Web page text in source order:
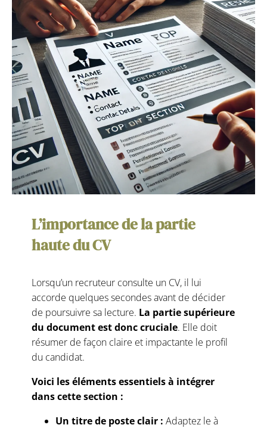
L’importance de la partie
haute du CV
Lorsqu’un recruteur consulte un CV, il lui
accorde quelques secondes avant de décider
de poursuivre sa lecture. La partie supérieure
du document est donc cruciale. Elle doit
résumer de façon claire et impactante le profil
du candidat.
Voici les éléments essentiels à intégrer
dans cette section :
Un titre de poste clair : Adaptez le à